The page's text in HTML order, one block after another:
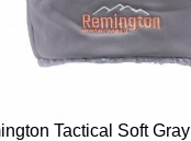
Tactical Soft Gray